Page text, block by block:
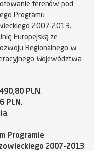
terenów pod
Programu
2007-2013.
Europejską ze
Regionalnego w
Województwa
PLN.
PLN.
.
Programie
2007-2013: